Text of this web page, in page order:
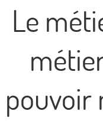
Le
pouvoir